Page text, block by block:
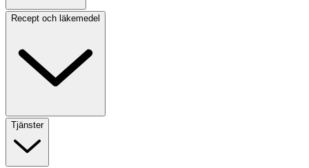
Recept och läkemedel
Tjänster